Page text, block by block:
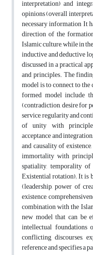
interpretation) and
opinions (overall
necessary information It
direction of the
Islamic culture, while in
inductive and deductive
discussed in a practical
and principles. The
model is to connect to
formed model include
(contradiction, desire for
service, regularity and
of unity with
acceptance and
and causality of
immortality with
spatiality, temporality of
Existential rotation); It is
(leadership, power of
existence,
combination with the
new model that can be
intellectual foundations
conflicting discourses,
reference and specifies a